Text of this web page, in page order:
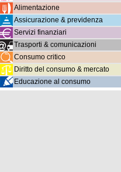
Alimentazione
Assicurazione & previdenza
Servizi finanziari
Trasporti & comunicazioni
Consumo critico
Diritto del consumo & mercato
Educazione al consumo